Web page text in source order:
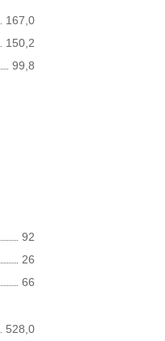
167,0
150,2
99,8
92
26
66
528,0